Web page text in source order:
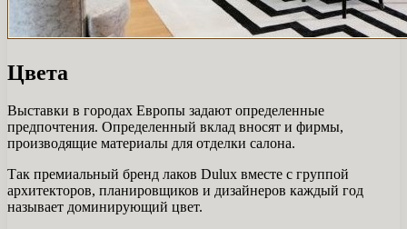
Цвета
Выставки в городах Европы задают определенные
предпочтения. Определенный вклад вносят и фирмы,
производящие материалы для отделки салона.
Так премиальный бренд лаков Dulux вместе с группой
архитекторов, планировщиков и дизайнеров каждый год
называет доминирующий цвет.